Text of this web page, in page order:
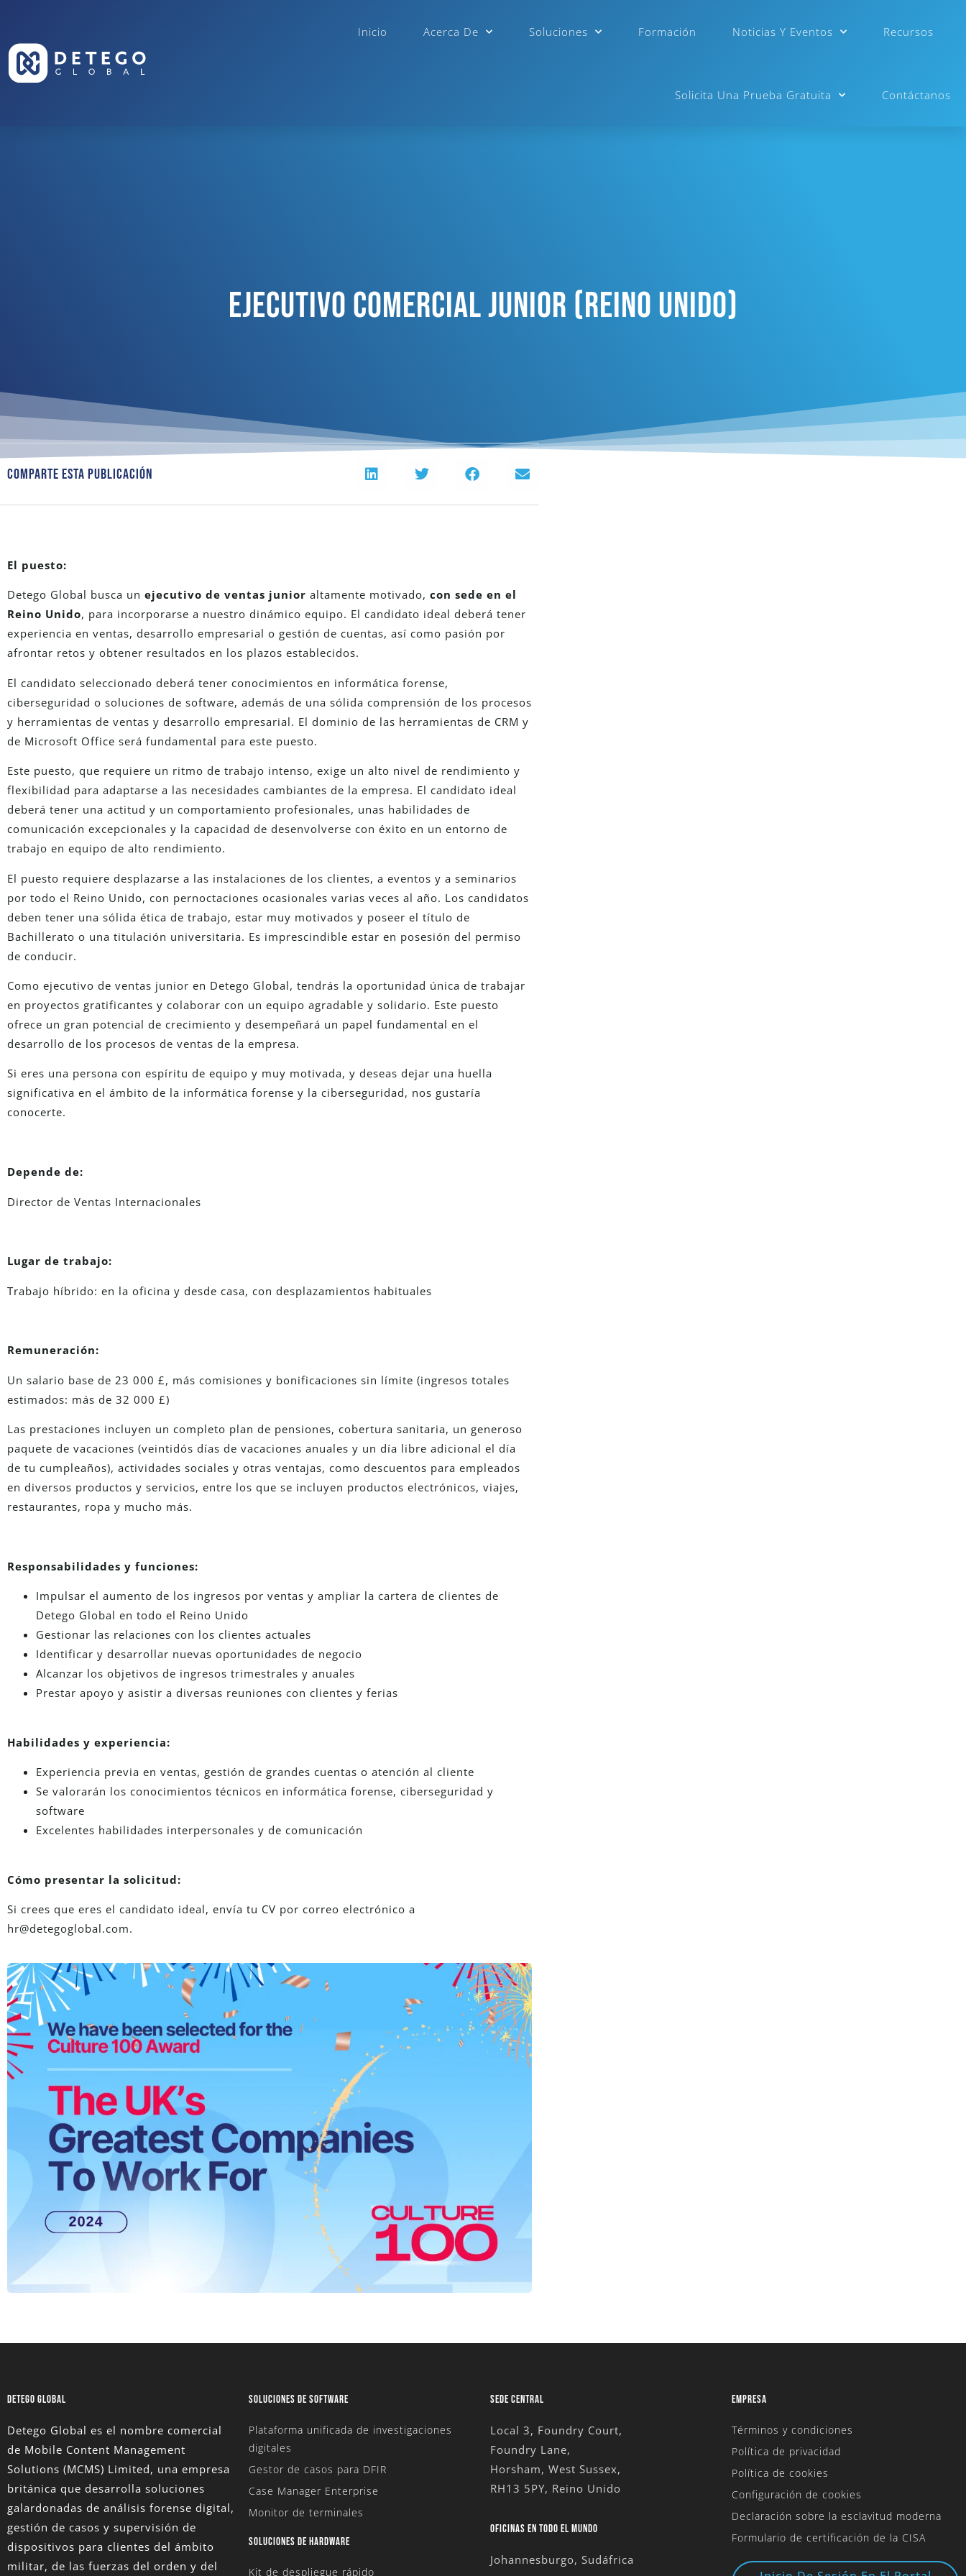
Inicio Acerca De Soluciones Formación Noticias Y Eventos Recursos
Solicita Una Prueba Gratuita Contáctanos
Ejecutivo Comercial Junior (Reino Unido)
Comparte Esta Publicación
El puesto:
Detego Global busca un ejecutivo de ventas junior altamente motivado, con sede en el
Reino Unido, para incorporarse a nuestro dinámico equipo. El candidato ideal deberá tener
experiencia en ventas, desarrollo empresarial o gestión de cuentas, así como pasión por
afrontar retos y obtener resultados en los plazos establecidos.
El candidato seleccionado deberá tener conocimientos en informática forense,
ciberseguridad o soluciones de software, además de una sólida comprensión de los procesos
y herramientas de ventas y desarrollo empresarial. El dominio de las herramientas de CRM y
de Microsoft Office será fundamental para este puesto.
Este puesto, que requiere un ritmo de trabajo intenso, exige un alto nivel de rendimiento y
flexibilidad para adaptarse a las necesidades cambiantes de la empresa. El candidato ideal
deberá tener una actitud y un comportamiento profesionales, unas habilidades de
comunicación excepcionales y la capacidad de desenvolverse con éxito en un entorno de
trabajo en equipo de alto rendimiento.
El puesto requiere desplazarse a las instalaciones de los clientes, a eventos y a seminarios
por todo el Reino Unido, con pernoctaciones ocasionales varias veces al año. Los candidatos
deben tener una sólida ética de trabajo, estar muy motivados y poseer el título de
Bachillerato o una titulación universitaria. Es imprescindible estar en posesión del permiso
de conducir.
Como ejecutivo de ventas junior en Detego Global, tendrás la oportunidad única de trabajar
en proyectos gratificantes y colaborar con un equipo agradable y solidario. Este puesto
ofrece un gran potencial de crecimiento y desempeñará un papel fundamental en el
desarrollo de los procesos de ventas de la empresa.
Si eres una persona con espíritu de equipo y muy motivada, y deseas dejar una huella
significativa en el ámbito de la informática forense y la ciberseguridad, nos gustaría
conocerte.
Depende de:
Director de Ventas Internacionales
Lugar de trabajo:
Trabajo híbrido: en la oficina y desde casa, con desplazamientos habituales
Remuneración:
Un salario base de 23 000 £, más comisiones y bonificaciones sin límite (ingresos totales
estimados: más de 32 000 £)
Las prestaciones incluyen un completo plan de pensiones, cobertura sanitaria, un generoso
paquete de vacaciones (veintidós días de vacaciones anuales y un día libre adicional el día
de tu cumpleaños), actividades sociales y otras ventajas, como descuentos para empleados
en diversos productos y servicios, entre los que se incluyen productos electrónicos, viajes,
restaurantes, ropa y mucho más.
Responsabilidades y funciones:
Impulsar el aumento de los ingresos por ventas y ampliar la cartera de clientes de
Detego Global en todo el Reino Unido
Gestionar las relaciones con los clientes actuales
Identificar y desarrollar nuevas oportunidades de negocio
Alcanzar los objetivos de ingresos trimestrales y anuales
Prestar apoyo y asistir a diversas reuniones con clientes y ferias
Habilidades y experiencia:
Experiencia previa en ventas, gestión de grandes cuentas o atención al cliente
Se valorarán los conocimientos técnicos en informática forense, ciberseguridad y
software
Excelentes habilidades interpersonales y de comunicación
Cómo presentar la solicitud:
Si crees que eres el candidato ideal, envía tu CV por correo electrónico a
hr@detegoglobal.com.
DETEGO GLOBAL
Detego Global es el nombre comercial
de Mobile Content Management
Solutions (MCMS) Limited, una empresa
británica que desarrolla soluciones
galardonadas de análisis forense digital,
gestión de casos y supervisión de
dispositivos para clientes del ámbito
militar, de las fuerzas del orden y del
SOLUCIONES DE SOFTWARE
Plataforma unificada de investigaciones
digitales
Gestor de casos para DFIR
Case Manager Enterprise
Monitor de terminales
SOLUCIONES DE HARDWARE
Kit de despliegue rápido
SEDE CENTRAL
Local 3, Foundry Court,
Foundry Lane,
Horsham, West Sussex,
RH13 5PY, Reino Unido
OFICINAS EN TODO EL MUNDO
Johannesburgo, Sudáfrica
EMPRESA
Términos y condiciones
Política de privacidad
Política de cookies
Configuración de cookies
Declaración sobre la esclavitud moderna
Formulario de certificación de la CISA